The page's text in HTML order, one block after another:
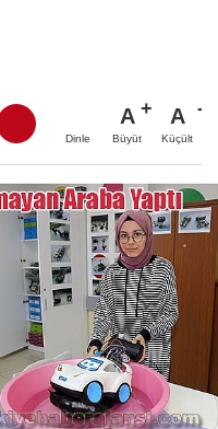
Dinle
A
Büyüt
A
Küçült